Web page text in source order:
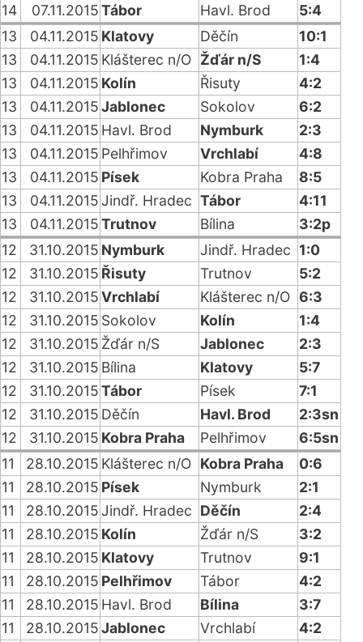
14 07.11.2015Tábor Havl. Brod
5:4
13
04.11.2015 Klatovy Děčín
10:1
13
04.11.2015 Klášterec n/O Žďár n/S
1:4
13
04.11.2015 Kolín Řisuty
4:2
13
04.11.2015Jablonec Sokolov
6:2
13
04.11.2015 Havl. Brod Nymburk
2:3
13
04.11.2015 Pelhřimov Vrchlabí
4:8
13
04.11.2015 Písek Kobra Praha
8:5
13
04.11.2015Jindř. Hradec Tábor
4:11
13
04.11.2015Trutnov Bílina
3:2p
12
31.10.2015 Nymburk Jindř. Hradec 1:0
12
31.10.2015 Řisuty Trutnov
5:2
12
31.10.2015Vrchlabí Klášterec n/O 6:3
12
31.10.2015 Sokolov Kolín
1:4
12
31.10.2015 Žďár n/S Jablonec
2:3
12
31.10.2015 Bílina Klatovy
5:7
12
31.10.2015Tábor Písek
7:1
12
31.10.2015 Děčín Havl. Brod
2:3sn
12
31.10.2015 Kobra Praha Pelhřimov
6:5sn
11
28.10.2015 Klášterec n/O Kobra Praha
0:6
11
28.10.2015 Písek Nymburk
2:1
11
28.10.2015Jindř. Hradec Děčín
2:4
11
28.10.2015 Kolín Žďár n/S
3:2
11
28.10.2015 Klatovy Trutnov
9:1
11
28.10.2015 Pelhřimov Tábor
4:2
11
28.10.2015 Havl. Brod Bílina
3:7
11
28.10.2015Jablonec Vrchlabí
4:2